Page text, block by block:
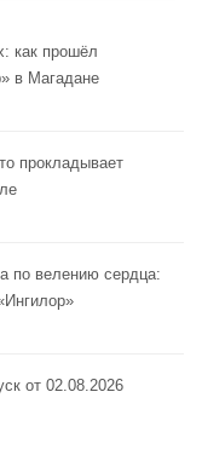
как прошёл
в Магадане
прокладывает
по велению сердца:
от 02.08.2026